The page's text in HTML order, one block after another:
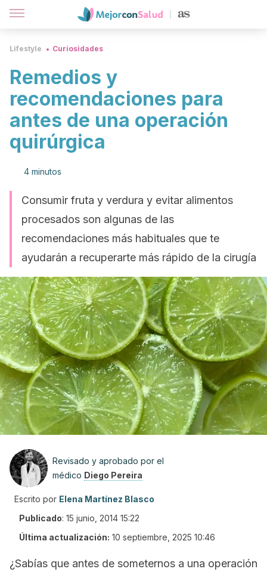
Lifestyle Curiosidades
Remedios y
recomendaciones para
antes de una operación
quirúrgica
4 minutos
Consumir fruta y verdura y evitar alimentos
procesados son algunas de las
recomendaciones más habituales que te
ayudarán a recuperarte más rápido de la cirugía
Revisado y aprobado por el
médico Diego Pereira
Escrito por Elena Martínez Blasco
Publicado: 15 junio, 2014 15:22
Última actualización: 10 septiembre, 2025 10:46
¿Sabías que antes de someternos a una operación